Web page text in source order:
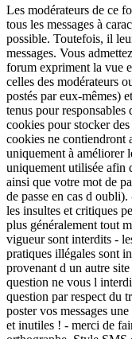
Les modérateurs de ce
tous les messages à
possible. Toutefois, il
messages. Vous
forum expriment la vue
celles des modérateurs
postés par eux-mêmes)
tenus pour
cookies pour stocker
cookies ne contiendront
uniquement à améliorer
uniquement utilisée afin
ainsi que votre mot de
de passe en cas d
les insultes et critiques
plus généralement tout
vigueur sont interdits -
pratiques illégales sont
provenant d un autre
question ne vous l
question par respect du
poster vos messages
et inutiles ! - merci de